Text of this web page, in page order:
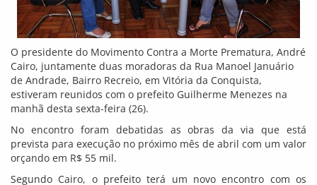
O presidente do Movimento Contra a Morte Prematura, André
Cairo, juntamente duas moradoras da Rua Manoel Januário
de Andrade, Bairro Recreio, em Vitória da Conquista,
estiveram reunidos com o prefeito Guilherme Menezes na
manhã desta sexta-feira (26).
No encontro foram debatidas as obras da via que está
prevista para execução no próximo mês de abril com um valor
orçando em R$ 55 mil.
Segundo Cairo, o prefeito terá um novo encontro com os